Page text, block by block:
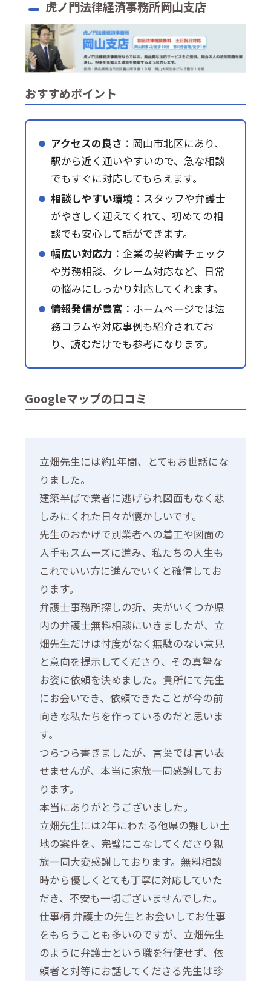
虎ノ門法律経済事務所岡山支店
おすすめポイント
アクセスの良さ ：岡山市北区にあり、
駅から近く通いやすいので、急な相談
でもすぐに対応してもらえます。
相談しやすい環境 ：スタッフや弁護士
がやさしく迎えてくれて、初めての相
談でも安心して話ができます。
幅広い対応力 ：企業の契約書チェック
や労務相談、クレーム対応など、日常
の悩みにしっかり対応してくれます。
情報発信が豊富 ：ホームページでは法
務コラムや対応事例も紹介されてお
り、読むだけでも参考になります。
Googleマップの口コミ
立畑先生には約1年間、とてもお世話にな
りました。
建築半ばで業者に逃げられ図面もなく悲
しみにくれた日々が懐かしいです。
先生のおかげで別業者への着工や図面の
入手もスムーズに進み、私たちの人生も
これでいい方に進んでいくと確信してお
ります。
弁護士事務所探しの折、夫がいくつか県
内の弁護士無料相談にいきましたが、立
畑先生だけは忖度がなく無駄のない意見
と意向を提示してくださり、その真摯な
お姿に依頼を決めました。貴所にて先生
にお会いでき、依頼できたことが今の前
向きな私たちを作っているのだと思いま
す。
つらつら書きましたが、言葉では言い表
せませんが、本当に家族一同感謝してお
ります。
本当にありがとうございました。
立畑先生には2年にわたる他県の難しい土
地の案件を、完璧にこなしてくださり親
族一同大変感謝しております。無料相談
時から優しくとても丁寧に対応していた
だき、不安も一切ございませんでした。
仕事柄 弁護士の先生とお会いしてお仕事
をもらうことも多いのですが、立畑先生
のように弁護士という職を行使せず、依
頼者と対等にお話してくださる先生は珍